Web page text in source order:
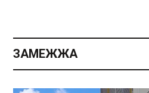
ЗАМЕЖЖА